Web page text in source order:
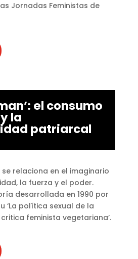
Jornadas Feministas de
el consumo
la
patriarcal
relaciona en el imaginario
la fuerza y el poder.
desarrollada en 1990 por
‘La política sexual de la
feminista vegetariana’.